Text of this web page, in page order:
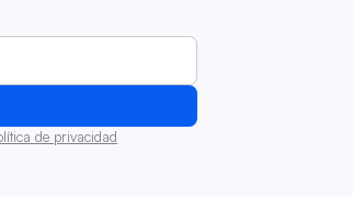
de privacidad